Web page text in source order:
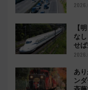
【
な
せ
席」
あ
ン